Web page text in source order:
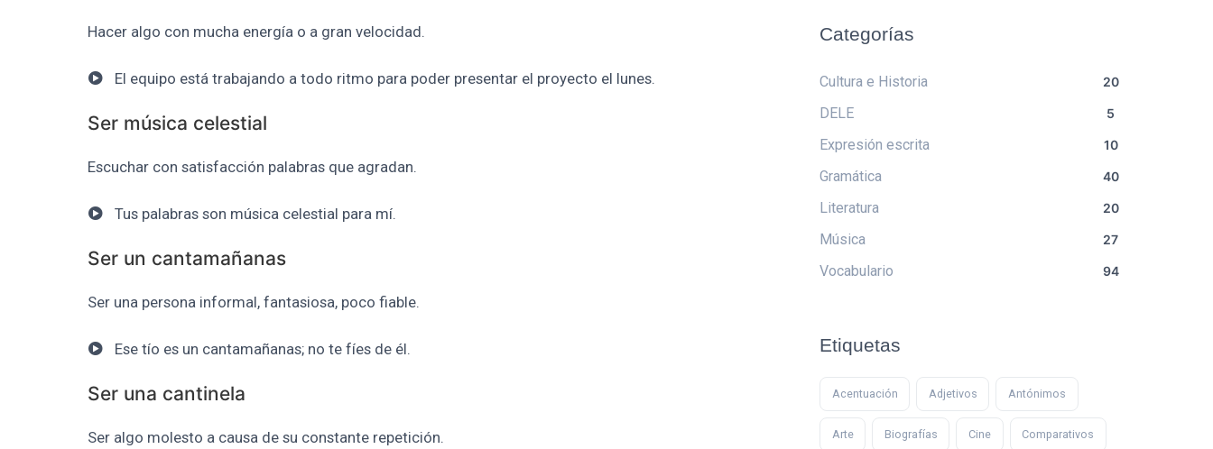
Hacer algo con mucha energía o a gran velocidad.
El equipo está trabajando a todo ritmo para poder presentar el proyecto el lunes.
Ser música celestial
Escuchar con satisfacción palabras que agradan.
Tus palabras son música celestial para mí.
Ser un cantamañanas
Ser una persona informal, fantasiosa, poco fiable.
Ese tío es un cantamañanas; no te fíes de él.
Ser una cantinela
Ser algo molesto a causa de su constante repetición.
Categorías
Cultura e Historia 20
DELE 5
Expresión escrita 10
Gramática 40
Literatura 20
Música 27
Vocabulario 94
Etiquetas
Acentuación Adjetivos Antónimos
Arte Biografías Cine Comparativos